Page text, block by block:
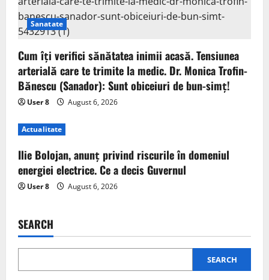
Sanatate
Cum îți verifici sănătatea inimii acasă. Tensiunea
arterială care te trimite la medic. Dr. Monica Trofin-
Bănescu (Sanador): Sunt obiceiuri de bun-simț!
User 8 August 6, 2026
Actualitate
Ilie Bolojan, anunț privind riscurile în domeniul
energiei electrice. Ce a decis Guvernul
User 8 August 6, 2026
SEARCH
SEARCH